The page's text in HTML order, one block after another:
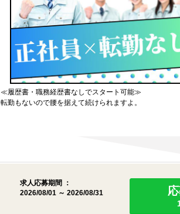
≪履歴書・職務経歴書なしでスタート可能≫
転勤もないので腰を据えて続けられますよ。
求人応募期間 ：
2026/08/01 ～ 2026/08/31